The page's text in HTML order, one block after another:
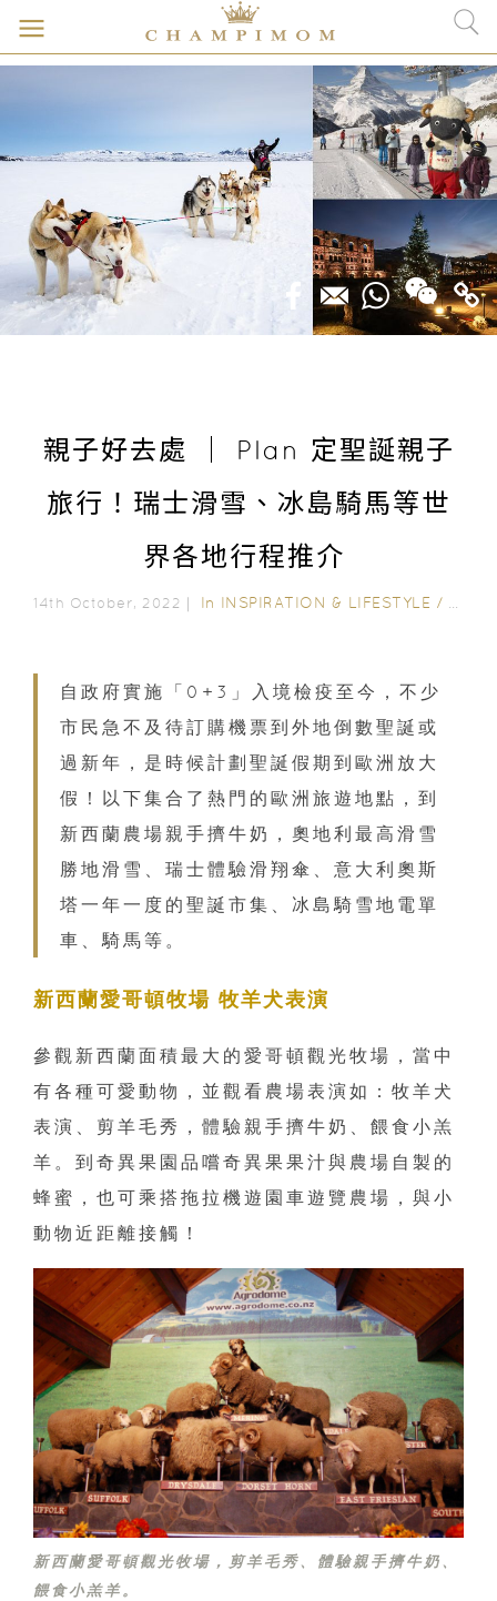
親子好去處 ｜ Plan 定聖誕親子
旅行！瑞士滑雪、冰島騎馬等世
界各地行程推介
14th October, 2022｜ In INSPIRATION & LIFESTYLE /
自政府實施「0+3」入境檢疫至今，不少
市民急不及待訂購機票到外地倒數聖誕或
過新年，是時候計劃聖誕假期到歐洲放大
假！以下集合了熱門的歐洲旅遊地點，到
新西蘭農場親手擠牛奶，奧地利最高滑雪
勝地滑雪、瑞士體驗滑翔傘、意大利奧斯
塔一年一度的聖誕市集、冰島騎雪地電單
車、騎馬等。
新西蘭愛哥頓牧場 牧羊犬表演
參觀新西蘭面積最大的愛哥頓觀光牧場，當中
有各種可愛動物，並觀看農場表演如：牧羊犬
表演、剪羊毛秀，體驗親手擠牛奶、餵食小羔
羊。到奇異果園品嚐奇異果果汁與農場自製的
蜂蜜，也可乘搭拖拉機遊園車遊覽農場，與小
動物近距離接觸！
新西蘭愛哥頓觀光牧場，剪羊毛秀、體驗親手擠牛奶、
餵食小羔羊。